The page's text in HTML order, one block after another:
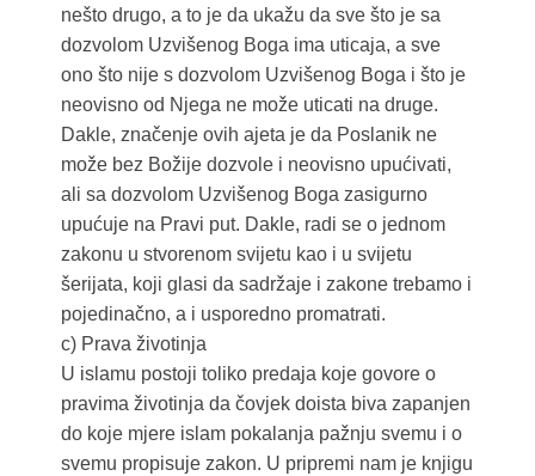
nešto drugo, a to je da ukažu da sve što je sa
dozvolom Uzvišenog Boga ima uticaja, a sve
ono što nije s dozvolom Uzvišenog Boga i što je
neovisno od Njega ne može uticati na druge.
Dakle, značenje ovih ajeta je da Poslanik ne
može bez Božije dozvole i neovisno upućivati,
ali sa dozvolom Uzvišenog Boga zasigurno
upućuje na Pravi put. Dakle, radi se o jednom
zakonu u stvorenom svijetu kao i u svijetu
šerijata, koji glasi da sadržaje i zakone trebamo i
pojedinačno, a i usporedno promatrati.
c) Prava životinja
U islamu postoji toliko predaja koje govore o
pravima životinja da čovjek doista biva zapanjen
do koje mjere islam pokalanja pažnju svemu i o
svemu propisuje zakon. U pripremi nam je knjigu